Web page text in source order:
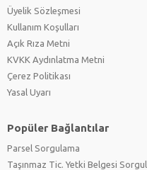
Üyelik Sözleşmesi
Kullanım Koşulları
Açık Rıza Metni
KVKK Aydınlatma Metni
Çerez Politikası
Yasal Uyarı
Popüler Bağlantılar
Parsel Sorgulama
Taşınmaz Tic. Yetki Belgesi